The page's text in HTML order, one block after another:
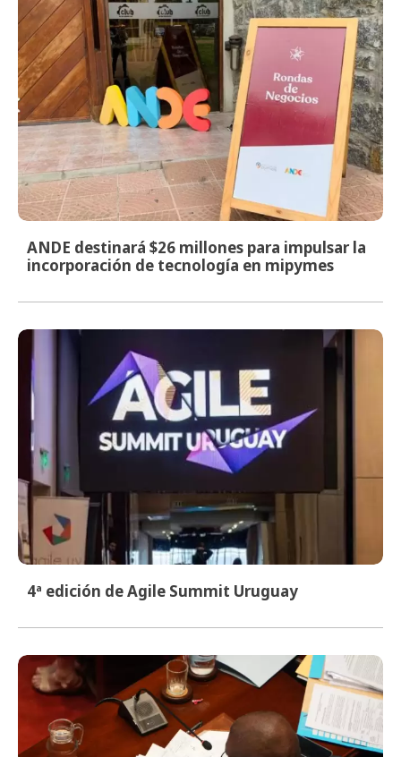
ANDE destinará $26 millones para impulsar la
incorporación de tecnología en mipymes
4ª edición de Agile Summit Uruguay